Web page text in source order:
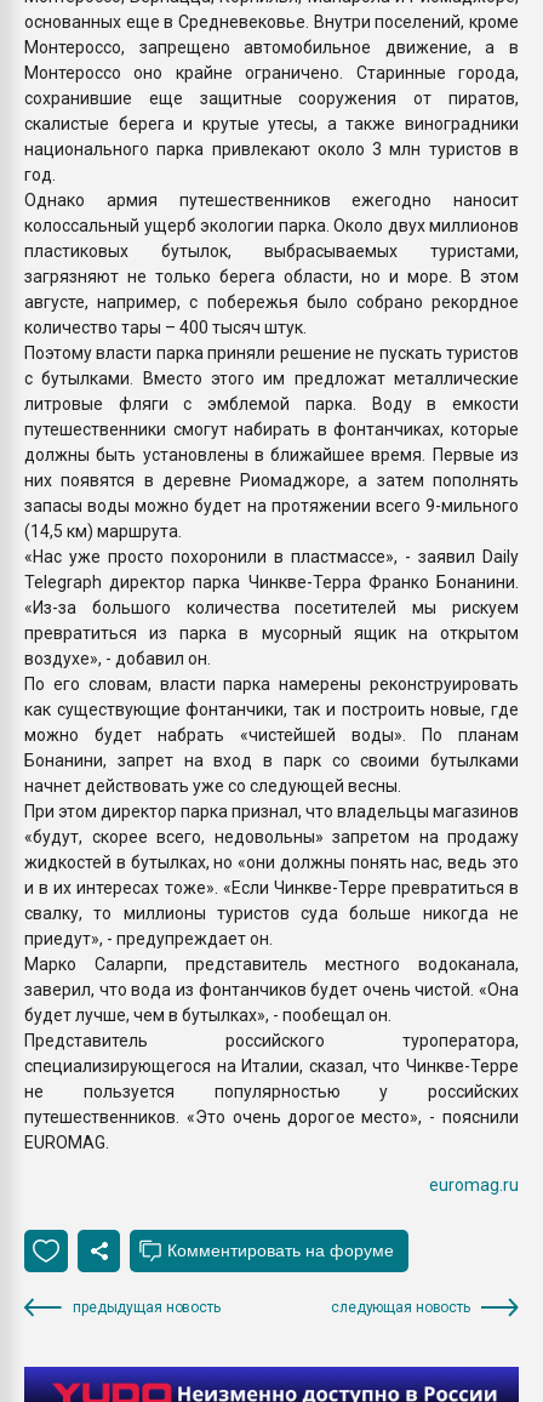
основанных еще в Средневековье. Внутри поселений, кроме
Монтероссо, запрещено автомобильное движение, а в
Монтероссо оно крайне ограничено. Старинные города,
сохранившие еще защитные сооружения от пиратов,
скалистые берега и крутые утесы, а также виноградники
национального парка привлекают около 3 млн туристов в
год.
Однако армия путешественников ежегодно наносит
колоссальный ущерб экологии парка. Около двух миллионов
пластиковых бутылок, выбрасываемых туристами,
загрязняют не только берега области, но и море. В этом
августе, например, с побережья было собрано рекордное
количество тары – 400 тысяч штук.
Поэтому власти парка приняли решение не пускать туристов
с бутылками. Вместо этого им предложат металлические
литровые фляги с эмблемой парка. Воду в емкости
путешественники смогут набирать в фонтанчиках, которые
должны быть установлены в ближайшее время. Первые из
них появятся в деревне Риомаджоре, а затем пополнять
запасы воды можно будет на протяжении всего 9-мильного
(14,5 км) маршрута.
«Нас уже просто похоронили в пластмассе», - заявил Daily
Telegraph директор парка Чинкве-Терра Франко Бонанини.
«Из-за большого количества посетителей мы рискуем
превратиться из парка в мусорный ящик на открытом
воздухе», - добавил он.
По его словам, власти парка намерены реконструировать
как существующие фонтанчики, так и построить новые, где
можно будет набрать «чистейшей воды». По планам
Бонанини, запрет на вход в парк со своими бутылками
начнет действовать уже со следующей весны.
При этом директор парка признал, что владельцы магазинов
«будут, скорее всего, недовольны» запретом на продажу
жидкостей в бутылках, но «они должны понять нас, ведь это
и в их интересах тоже». «Если Чинкве-Терре превратиться в
свалку, то миллионы туристов суда больше никогда не
приедут», - предупреждает он.
Марко Саларпи, представитель местного водоканала,
заверил, что вода из фонтанчиков будет очень чистой. «Она
будет лучше, чем в бутылках», - пообещал он.
Представитель российского туроператора,
специализирующегося на Италии, сказал, что Чинкве-Терре
не пользуется популярностью у российских
путешественников. «Это очень дорогое место», - пояснили
EUROMAG.
euromag.ru
предыдущая новость следующая новость